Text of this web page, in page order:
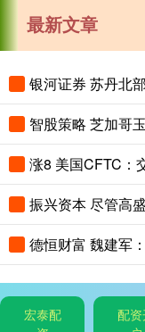
最新文章
银河证券 苏丹北
振兴资本 尽管高
宏泰配
配